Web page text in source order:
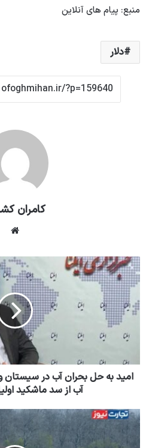
منبع: پیام های آنلاین
دلار
کامران
امید به حل بحران آب در سیستان
آب از سد ماشکید